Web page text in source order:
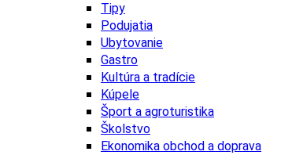
Tipy
Podujatia
Ubytovanie
Gastro
Kultúra a tradície
Kúpele
Šport a agroturistika
Školstvo
Ekonomika obchod a doprava